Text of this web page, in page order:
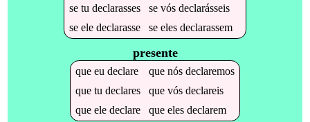
se tu declarasses se vós declarásseis
se ele declarasse se eles declarassem
presente
que eu declare que nós declaremos
que tu declares que vós declareis
que ele declare que eles declarem